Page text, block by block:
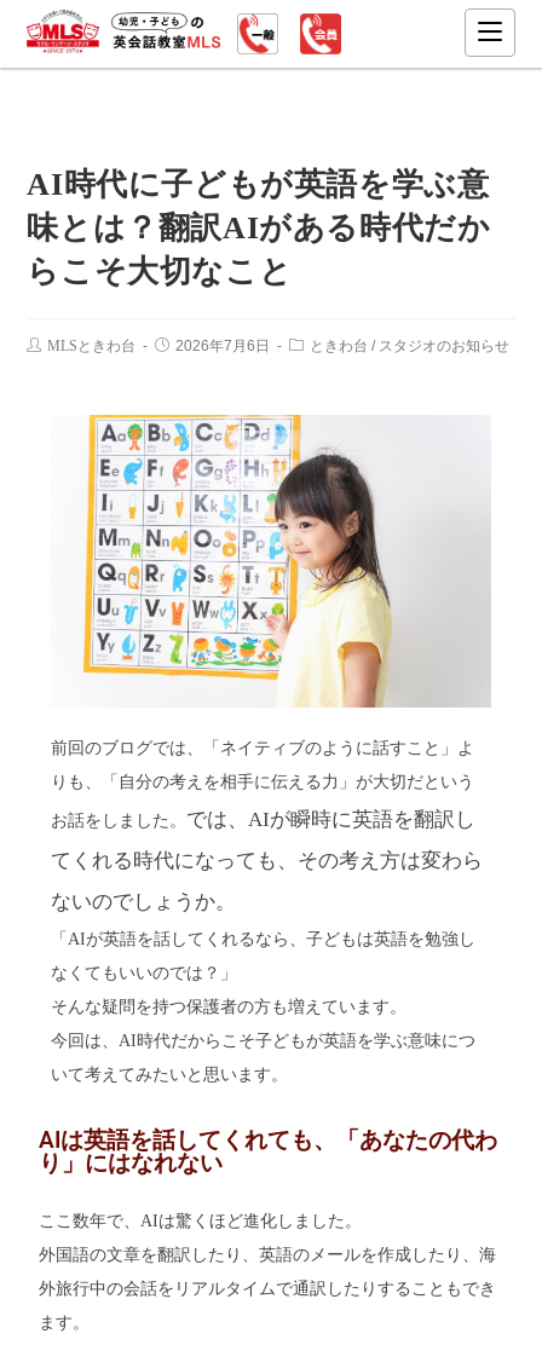
AI時代に子どもが英語を学ぶ意
味とは？翻訳AIがある時代だか
らこそ大切なこと
MLSときわ台 2026年7月6日 ときわ台 / スタジオのお知らせ
前回のブログでは、「ネイティブのように話すこと」よ
りも、「自分の考えを相手に伝える力」が大切だという
お話をしました。 では、AIが瞬時に英語を翻訳し
てくれる時代になっても、その考え方は変わら
ないのでしょうか。
「AIが英語を話してくれるなら、子どもは英語を勉強し
なくてもいいのでは？」
そんな疑問を持つ保護者の方も増えています。
今回は、AI時代だからこそ子どもが英語を学ぶ意味につ
いて考えてみたいと思います。
AIは英語を話してくれても、「あなたの代わ
り」にはなれない
ここ数年で、AIは驚くほど進化しました。
外国語の文章を翻訳したり、英語のメールを作成したり、海
外旅行中の会話をリアルタイムで通訳したりすることもでき
ます。